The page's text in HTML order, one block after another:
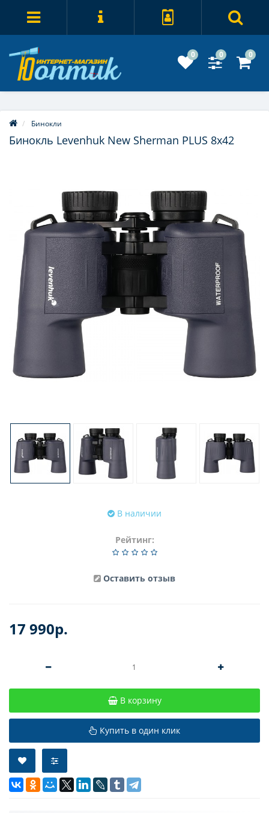
0 0 0
Бинокли
Бинокль Levenhuk New Sherman PLUS 8x42
В наличии
Рейтинг:
Оставить отзыв
17 990р.
В корзину
Купить в один клик